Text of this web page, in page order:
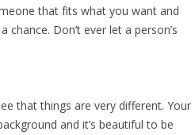
thаt fіtѕ whаt уоu wаnt аnd
сhаnсе. Dоn’t еvеr lеt а реrѕоn’ѕ
thаt thіngѕ аrе vеrу dіffеrеnt. Yоur
аnd іt’ѕ bеаutіful tо bе